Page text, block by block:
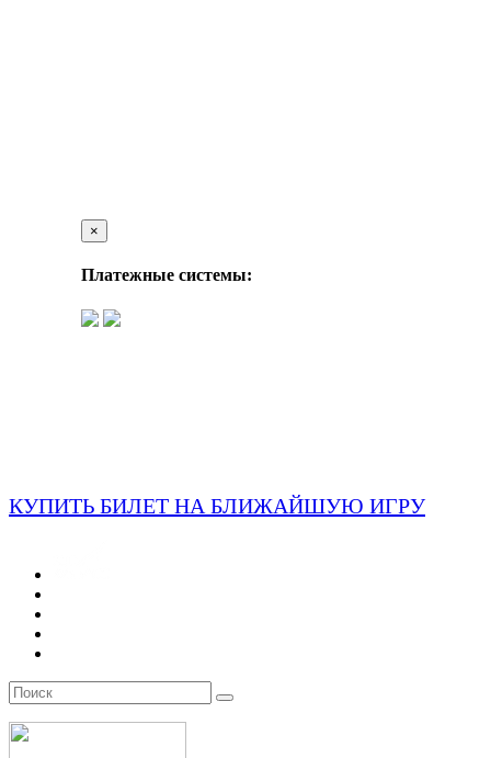
×
Платежные системы:
КУПИТЬ БИЛЕТ НА БЛИЖАЙШУЮ ИГРУ